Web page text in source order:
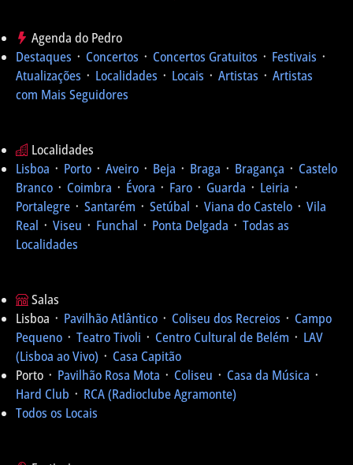
Agenda do Pedro
Destaques ᛫ Concertos ᛫ Concertos Gratuitos ᛫ Festivais ᛫
Atualizações ᛫ Localidades ᛫ Locais ᛫ Artistas ᛫ Artistas
com Mais Seguidores
Localidades
Lisboa ᛫ Porto ᛫ Aveiro ᛫ Beja ᛫ Braga ᛫ Bragança ᛫ Castelo
Branco ᛫ Coimbra ᛫ Évora ᛫ Faro ᛫ Guarda ᛫ Leiria ᛫
Portalegre ᛫ Santarém ᛫ Setúbal ᛫ Viana do Castelo ᛫ Vila
Real ᛫ Viseu ᛫ Funchal ᛫ Ponta Delgada ᛫ Todas as
Localidades
Salas
Lisboa ᛫ Pavilhão Atlântico ᛫ Coliseu dos Recreios ᛫ Campo
Pequeno ᛫ Teatro Tivoli ᛫ Centro Cultural de Belém ᛫ LAV
(Lisboa ao Vivo) ᛫ Casa Capitão
Porto ᛫ Pavilhão Rosa Mota ᛫ Coliseu ᛫ Casa da Música ᛫
Hard Club ᛫ RCA (Radioclube Agramonte)
Todos os Locais